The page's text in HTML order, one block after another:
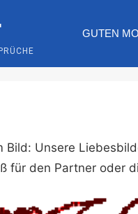
GUTEN
Bild: Unsere
für den Partner oder